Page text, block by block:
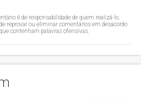
é de responsabilidade de quem realizá-lo.
reprovar ou eliminar comentários em desacordo
contenham palavras ofensivas.